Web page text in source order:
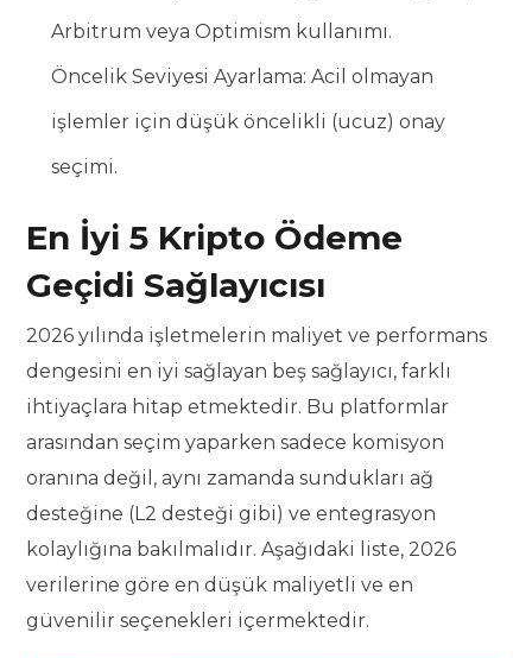
Arbitrum veya Optimism kullanımı.
Öncelik Seviyesi Ayarlama: Acil olmayan
işlemler için düşük öncelikli (ucuz) onay
seçimi.
En İyi 5 Kripto Ödeme
Geçidi Sağlayıcısı
2026 yılında işletmelerin maliyet ve performans
dengesini en iyi sağlayan beş sağlayıcı, farklı
ihtiyaçlara hitap etmektedir. Bu platformlar
arasından seçim yaparken sadece komisyon
oranına değil, aynı zamanda sundukları ağ
desteğine (L2 desteği gibi) ve entegrasyon
kolaylığına bakılmalıdır. Aşağıdaki liste, 2026
verilerine göre en düşük maliyetli ve en
güvenilir seçenekleri içermektedir.